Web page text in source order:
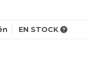
EN STOCK